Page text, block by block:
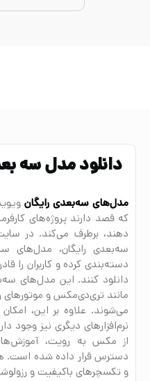
دانلود مدل سه
مدل‌های سه‌بعدی رایگان
که قصد دارند پروژه‌های
دهند، برطرف می‌کند. در
سه‌بعدی رایگان، مدل‌های
دسته‌بندی کرده و کاربران را
دانلود کنند. این مدل‌های
مانند تری‌دی‌مکس و موتورهای
می‌شوند. علاوه بر این،
نرم‌افزارهای دیگری نیز وجود
از مکس به رویت،
دسترس قرار داده شده است.
و تکسچرهای باکیفیت و